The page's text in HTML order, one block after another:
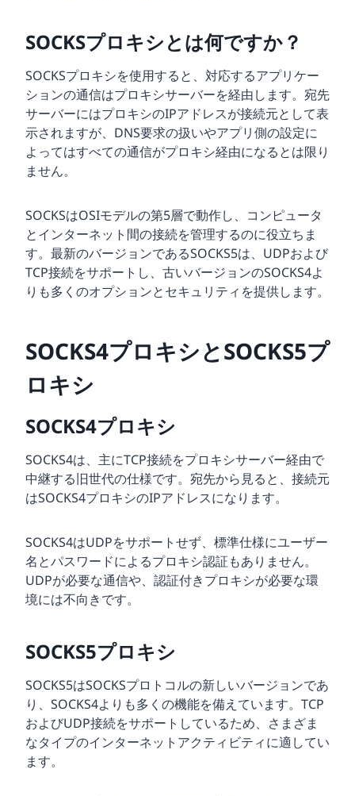
SOCKSプロキシとは何ですか？
SOCKSプロキシを使用すると、対応するアプリケー
ションの通信はプロキシサーバーを経由します。宛先
サーバーにはプロキシのIPアドレスが接続元として表
示されますが、DNS要求の扱いやアプリ側の設定に
よってはすべての通信がプロキシ経由になるとは限り
ません。
SOCKSはOSIモデルの第5層で動作し、コンピュータ
とインターネット間の接続を管理するのに役立ちま
す。最新のバージョンであるSOCKS5は、UDPおよび
TCP接続をサポートし、古いバージョンのSOCKS4よ
りも多くのオプションとセキュリティを提供します。
SOCKS4プロキシとSOCKS5プ
ロキシ
SOCKS4プロキシ
SOCKS4は、主にTCP接続をプロキシサーバー経由で
中継する旧世代の仕様です。宛先から見ると、接続元
はSOCKS4プロキシのIPアドレスになります。
SOCKS4はUDPをサポートせず、標準仕様にユーザー
名とパスワードによるプロキシ認証もありません。
UDPが必要な通信や、認証付きプロキシが必要な環
境には不向きです。
SOCKS5プロキシ
SOCKS5はSOCKSプロトコルの新しいバージョンであ
り、SOCKS4よりも多くの機能を備えています。TCP
およびUDP接続をサポートしているため、さまざま
なタイプのインターネットアクティビティに適してい
ます。